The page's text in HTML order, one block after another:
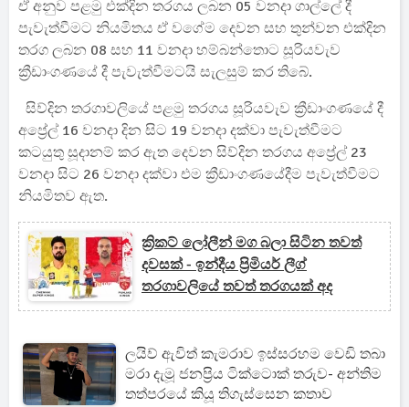
ඒ අනුව පළමු එක්දින තරගය ලබන 05 වනදා ගාල්ලේ දී
පැවැත්වීමට නියමිතය ඒ වගේම දෙවන සහ තුන්වන එක්දින
තරග ලබන 08 සහ 11 වනදා හම්බන්තොට සූරියවැව
ක්‍රීඩාංගණයේ දී පැවැත්වීමටයි සැලසුම් කර තිබේ.
සිව්දින තරගාවලියේ පළමු තරගය සූරියවැව ක්‍රීඩාංගණයේ දී
අප්‍රේල් 16 වනදා දින සිට 19 වනදා දක්වා පැවැත්වීමට
කටයුතු සූදානම් කර ඇත දෙවන සිව්දින තරගය අප්‍රේල් 23
වනදා සිට 26 වනදා දක්වා එම ක්‍රීඩාංගණයේදීම පැවැත්වීමට
නියමිතව ඇත.
ක්‍රිකට් ලෝලීන් මග බලා සිටින තවත්
දවසක් - ඉන්දීය ප්‍රිමියර් ලීග්
තරගාවලියේ තවත් තරගයක් අද
ලයිව් ඇවිත් කැමරාව ඉස්සරහම වෙඩි තබා
මරා දැමූ ජනප්‍රිය ටික්ටොක් තරුව- අන්තිම
තත්පරයේ කියූ තිගැස්සෙන කතාව